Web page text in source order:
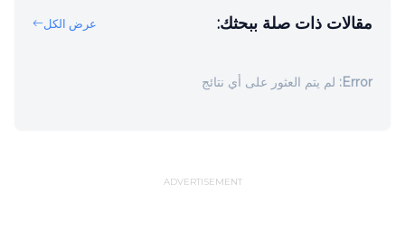
مقالات ذات صلة ببحثك: عرض الكل
Error: لم يتم العثور على أي نتائج
ADVERTISEMENT